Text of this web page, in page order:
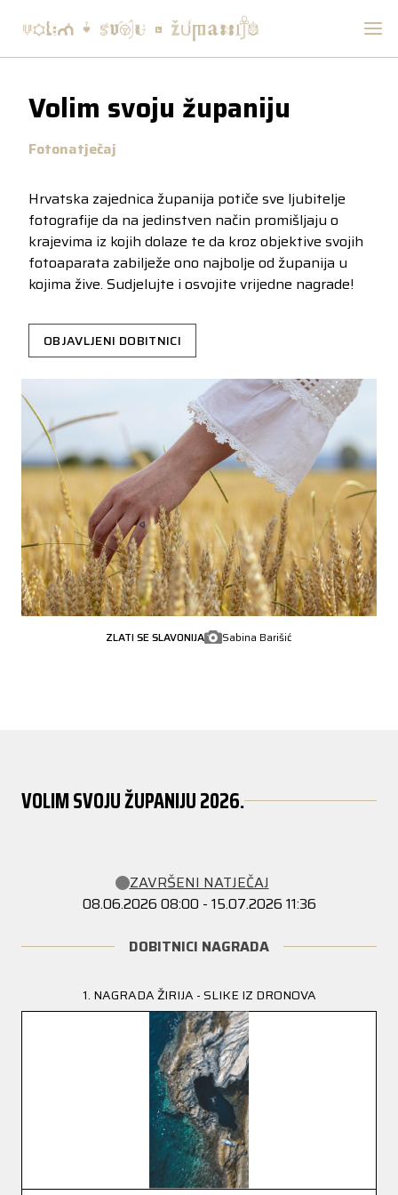
Volim svoju županiju
Fotonatječaj
Hrvatska zajednica županija potiče sve ljubitelje
fotografije da na jedinstven način promišljaju o
krajevima iz kojih dolaze te da kroz objektive svojih
fotoaparata zabilježe ono najbolje od županija u
kojima žive. Sudjelujte i osvojite vrijedne nagrade!
OBJAVLJENI DOBITNICI
ZLATI SE SLAVONIJA Sabina Barišić
VOLIM SVOJU ŽUPANIJU 2026.
ZAVRŠENI NATJEČAJ
08.06.2026 08:00 - 15.07.2026 11:36
DOBITNICI NAGRADA
1. NAGRADA ŽIRIJA - GLAVNI FOTONATJEČAJ
1. NAGRADA ŽIRIJA - SLIKE IZ DRONOVA
1. NAGRADA ŽIRIJA - HRVATI IZVAN HRVATSKE
NAGRADA PUBLIKE - SLIKA S NAJVIŠE LIKEOVA